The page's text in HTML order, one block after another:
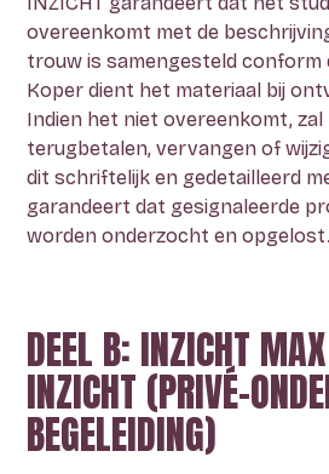
overeenkomt met de
trouw is samengesteld conform
Koper dient het materiaal bij
Indien het niet overeenkomt, zal
terugbetalen, vervangen of
dit schriftelijk en gedetailleerd
garandeert dat gesignaleerde
worden onderzocht en opgelost.
DEEL B: INZICHT
INZICHT (PRIVÉ-
BEGELEIDING)